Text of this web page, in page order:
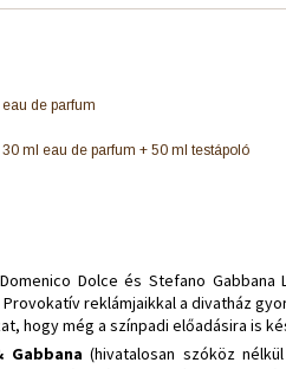
eau de parfum
30 ml eau de parfum + 50 ml testápoló
Dolce és Stefano Gabbana
reklámjaikkal a divatház
hogy még a színpadi előadásira is
Gabbana (hivatalosan szóköz